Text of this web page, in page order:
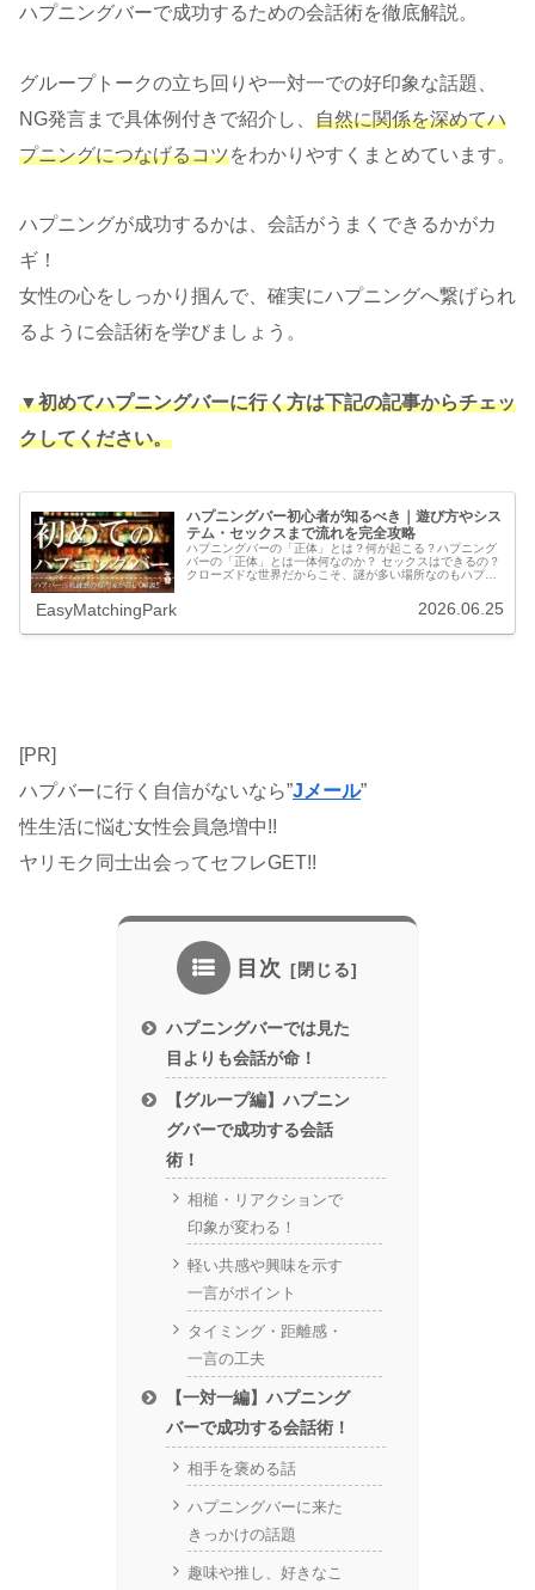
ハプニングバーで成功するための会話術を徹底解説。
グループトークの立ち回りや一対一での好印象な話題、
NG発言まで具体例付きで紹介し、 自然に関係を深めてハ
プニングにつなげるコツをわかりやすくまとめています。
ハプニングが成功するかは、会話がうまくできるかがカ
ギ！
女性の心をしっかり掴んで、確実にハプニングへ繋げられ
るように会話術を学びましょう。
▼初めてハプニングバーに行く方は下記の記事からチェッ
クしてください。
ハプニングバー初心者が知るべき｜遊び方やシス
テム・セックスまで流れを完全攻略
ハプニングバーの「正体」とは？何が起こる？ハプニング
バーの「正体」とは一体何なのか？ セックスはできるの？
クローズドな世界だからこそ、謎が多い場所なのもハプニ
EasyMatchingPark 2026.06.25
[PR]
ハプバーに行く自信がないなら”Jメール”
性生活に悩む女性会員急増中!!
ヤリモク同士出会ってセフレGET!!
目次
ハプニングバーでは見た
目よりも会話が命！
【グループ編】ハプニン
グバーで成功する会話
術！
相槌・リアクションで
印象が変わる！
軽い共感や興味を示す
一言がポイント
タイミング・距離感・
一言の工夫
【一対一編】ハプニング
バーで成功する会話術！
相手を褒める話
ハプニングバーに来た
きっかけの話題
趣味や推し、好きなこ